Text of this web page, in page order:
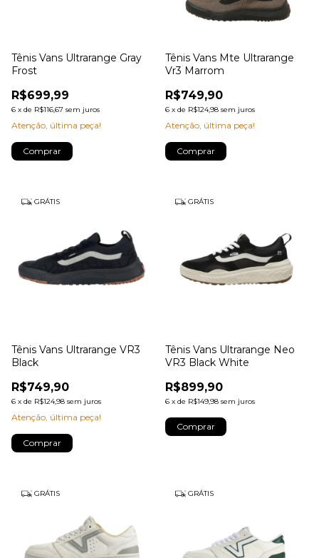
Tênis Vans Ultrarange Gray
Frost
R$699,99
6 x de R$116,67 sem juros
Atenção, última peça!
Comprar
Tênis Vans Mte Ultrarange
Vr3 Marrom
R$749,90
6 x de R$124,98 sem juros
Atenção, última peça!
Comprar
GRÁTIS
Tênis Vans Ultrarange VR3
Black
R$749,90
6 x de R$124,98 sem juros
Atenção, última peça!
Comprar
GRÁTIS
Tênis Vans Ultrarange Neo
VR3 Black White
R$899,90
6 x de R$149,98 sem juros
Comprar
GRÁTIS GRÁTIS